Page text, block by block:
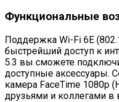
Функциональные
Поддержка Wi-Fi 6E
быстрейший доступ к
5.3 вы сможете
доступные аксессуары.
камера FaceTime 1080p
друзьями и коллегами в